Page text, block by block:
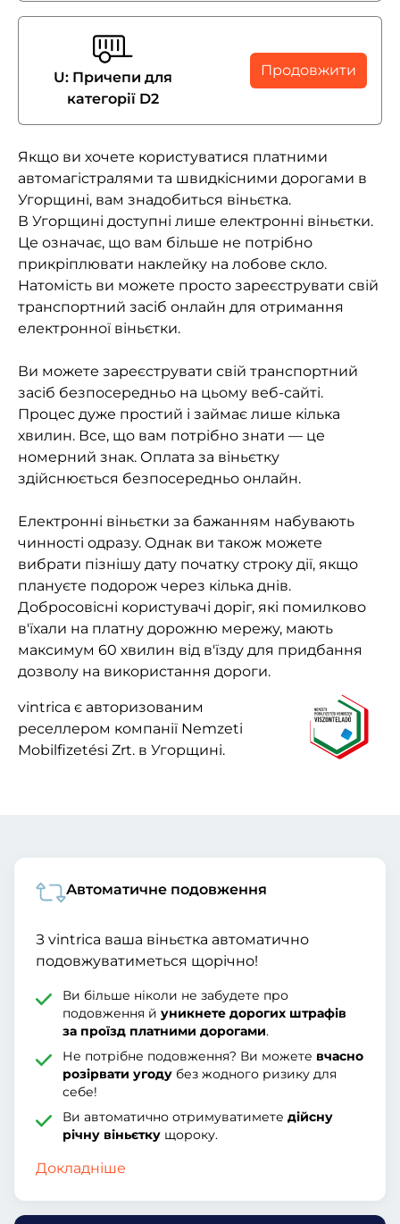
Якщо ви хочете користуватися платними
автомагістралями та швидкісними дорогами в
Угорщині, вам знадобиться віньєтка.
В Угорщині доступні лише електронні віньєтки.
Це означає, що вам більше не потрібно
прикріплювати наклейку на лобове скло.
Натомість ви можете просто зареєструвати свій
транспортний засіб онлайн для отримання
електронної віньєтки.
Ви можете зареєструвати свій транспортний
засіб безпосередньо на цьому веб-сайті.
Процес дуже простий і займає лише кілька
хвилин. Все, що вам потрібно знати — це
номерний знак. Оплата за віньєтку
здійснюється безпосередньо онлайн.
Електронні віньєтки за бажанням набувають
чинності одразу. Однак ви також можете
вибрати пізнішу дату початку строку дії, якщо
плануєте подорож через кілька днів.
Добросовісні користувачі доріг, які помилково
в'їхали на платну дорожню мережу, мають
максимум 60 хвилин від в'їзду для придбання
дозволу на використання дороги.
vintrica є авторизованим
реселлером компанії Nemzeti
Mobilfizetési Zrt. в Угорщині.
U: Причепи для
категорії D2
Продовжити
Автоматичне подовження
З vintrica ваша віньєтка автоматично
подовжуватиметься щорічно!
Ви більше ніколи не забудете про
подовження йуникнете дорогих штрафів
за проїзд платними дорогами.
Не потрібне подовження? Ви можете вчасно
розірвати угоду без жодного ризику для
себе!
Ви автоматично отримуватиметедійсну
річну віньєтку щороку.
Докладніше